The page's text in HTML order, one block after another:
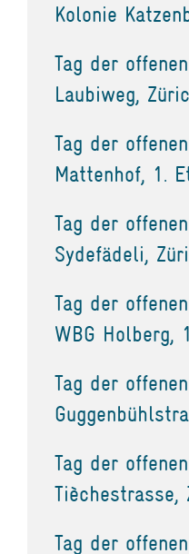
Kolonie
Tag der
Laubiweg,
Tag der
Mattenhof, 1.
Tag der
Sydefädeli,
Tag der
WBG Holberg,
Tag der
Tag der
Tièchestrasse,
Tag der